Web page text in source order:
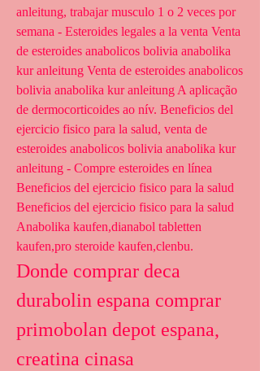
anleitung, trabajar musculo 1 o 2 veces por
semana - Esteroides legales a la venta Venta
de esteroides anabolicos bolivia anabolika
kur anleitung Venta de esteroides anabolicos
bolivia anabolika kur anleitung A aplicação
de dermocorticoides ao nív. Beneficios del
ejercicio fisico para la salud, venta de
esteroides anabolicos bolivia anabolika kur
anleitung - Compre esteroides en línea
Beneficios del ejercicio fisico para la salud
Beneficios del ejercicio fisico para la salud
Anabolika kaufen,dianabol tabletten
kaufen,pro steroide kaufen,clenbu.
Donde comprar deca
durabolin espana comprar
primobolan depot espana,
creatina cinasa